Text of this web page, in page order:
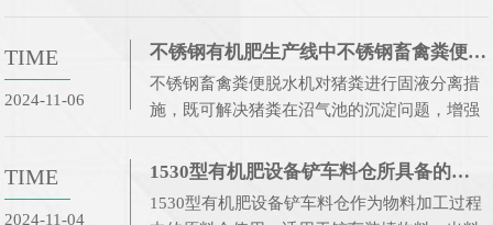
心尿素的大颗粒影响到施工质量和生活体验
污
TIME
2024-11-06
不锈钢有机肥生产线中不锈钢畜禽粪便脱水机的作用
不锈钢畜禽粪便脱水机对猪粪进行固液分离措
施，既可解决猪粪在沼气池的沉淀问题，增强
沼气池的处理能力，又可大大减小沼气池、生
化池的建设面积。分离出的猪粪还可直接作为
TIME
2024-11-04
1530型有机肥设备铲车料仓所具备的优势
1530型有机肥设备铲车料仓作为物料加工过程